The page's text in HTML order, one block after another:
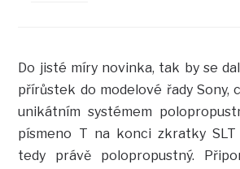
Do jisté míry novinka, tak by se
přírůstek do modelové řady Sony,
unikátním systémem
písmeno T na konci zkratky SLT
tedy právě polopropustný.